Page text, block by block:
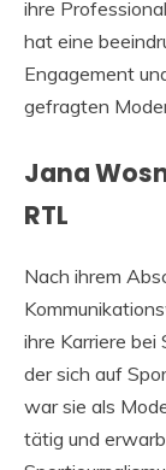
ihre
hat eine
Engagement
gefragten
Jana
RTL
Nach ihrem
ihre Karriere bei
der sich auf
war sie als
tätig und